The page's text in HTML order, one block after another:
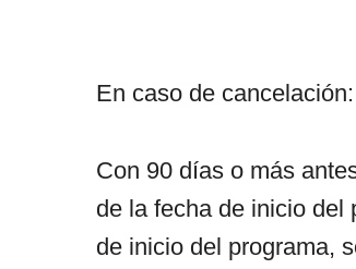
En caso de cancelación:
Con 90 días o más
de la fecha de inicio del
de inicio del programa,